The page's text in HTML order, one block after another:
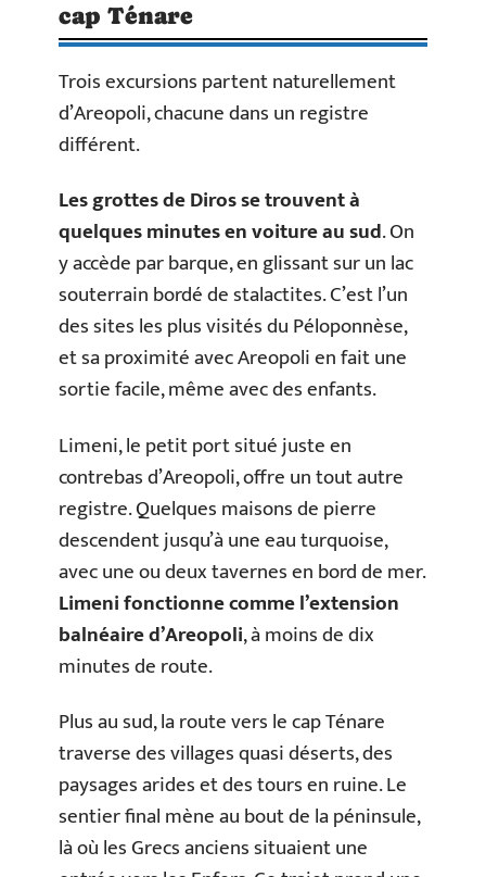
cap Ténare
Trois excursions partent naturellement
d’Areopoli, chacune dans un registre
différent.
Les grottes de Diros se trouvent à
quelques minutes en voiture au sud. On
y accède par barque, en glissant sur un lac
souterrain bordé de stalactites. C’est l’un
des sites les plus visités du Péloponnèse,
et sa proximité avec Areopoli en fait une
sortie facile, même avec des enfants.
Limeni, le petit port situé juste en
contrebas d’Areopoli, offre un tout autre
registre. Quelques maisons de pierre
descendent jusqu’à une eau turquoise,
avec une ou deux tavernes en bord de mer.
Limeni fonctionne comme l’extension
balnéaire d’Areopoli, à moins de dix
minutes de route.
Plus au sud, la route vers le cap Ténare
traverse des villages quasi déserts, des
paysages arides et des tours en ruine. Le
sentier final mène au bout de la péninsule,
là où les Grecs anciens situaient une